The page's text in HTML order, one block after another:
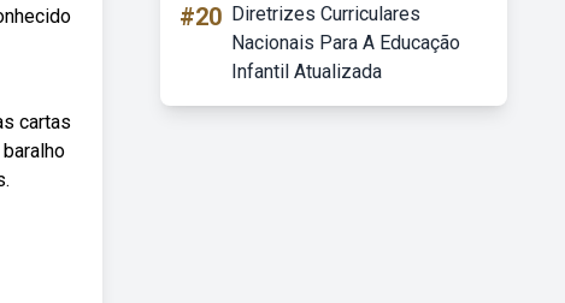
cartas
#20 Diretrizes Curriculares
Nacionais Para A Educação
Infantil Atualizada